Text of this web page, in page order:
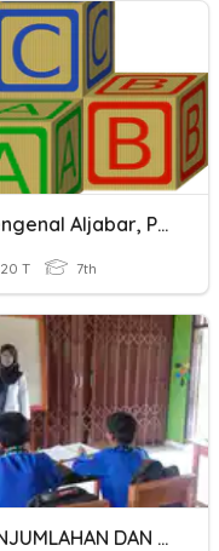
Mengenal Aljabar, Penjumlahan Dan Pengurangan Aljabar
20 T 7th
PENJUMLAHAN DAN PENGURANGAN